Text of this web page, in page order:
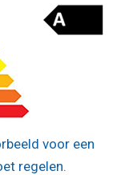
voor een
regelen.